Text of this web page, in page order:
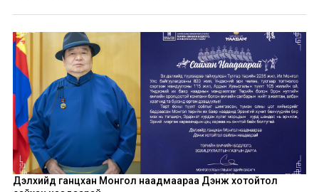
Дэлхийд ганцхан Монгол наадмаараа Дэнж хотойтол